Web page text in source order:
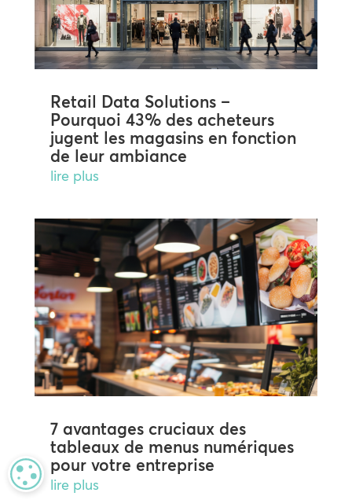
Retail Data Solutions –
Pourquoi 43% des acheteurs
jugent les magasins en fonction
de leur ambiance
lire plus
7 avantages cruciaux des
tableaux de menus numériques
pour votre entreprise
lire plus
MANAGE PRIVACY